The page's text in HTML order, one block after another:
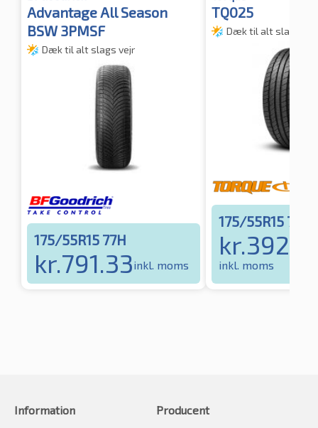
Advantage All Season
BSW 3PMSF
Dæk til alt slags vejr
175/55R15 77H
kr.791.33inkl. moms
TQ025
Dæk til alt slags
175/55R15 77T
kr.
inkl. moms
Information
Producent